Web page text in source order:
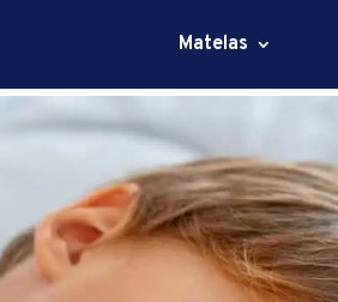
Matelas